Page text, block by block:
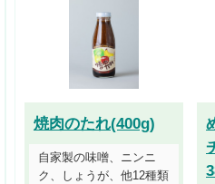
焼肉のたれ(400g)
自家製の味噌、ニンニ
ク、しょうが、他12種類